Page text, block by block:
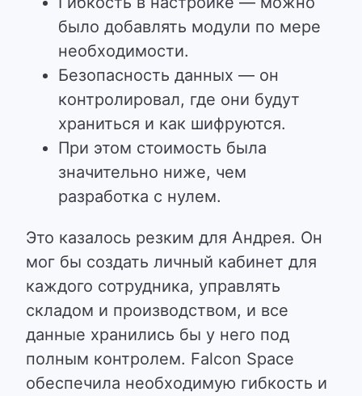
было добавлять модули по мере
необходимости.
Безопасность данных — он
контролировал, где они будут
храниться и как шифруются.
При этом стоимость была
значительно ниже, чем
разработка с нулем.
Это казалось резким для Андрея. Он
мог бы создать личный кабинет для
каждого сотрудника, управлять
складом и производством, и все
данные хранились бы у него под
полным контролем. Falcon Space
обеспечила необходимую гибкость и